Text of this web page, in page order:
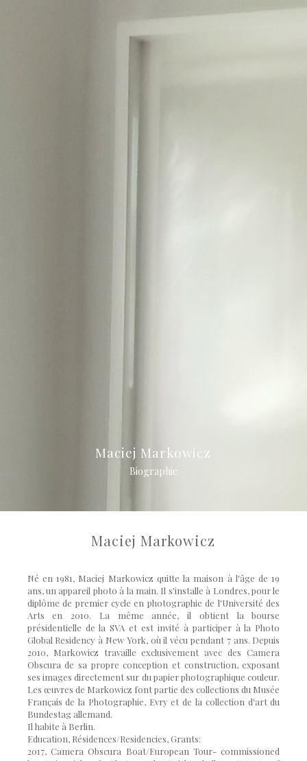
Maciej Markowicz
Biographie
Maciej Markowicz
Né en 1981, Maciej Markowicz quitte la maison à l'âge de 19
ans, un appareil photo à la main. Il s'installe à Londres, pour le
diplôme de premier cycle en photographie de l'Université des
Arts en 2010. La même année, il obtient la bourse
présidentielle de la SVA et est invité à participer à la Photo
Global Residency à New York, où il vécu pendant 7 ans. Depuis
2010, Markowicz travaille exclusivement avec des Camera
Obscura de sa propre conception et construction, exposant
ses images directement sur du papier photographique couleur.
Les œuvres de Markowicz font partie des collections du Musée
Français de la Photographie, Evry et de la collection d'art du
Bundestag allemand.
Il habite à Berlin.
Education, Résidences/Residencies, Grants:
2017, Camera Obscura Boat/European Tour- commissioned